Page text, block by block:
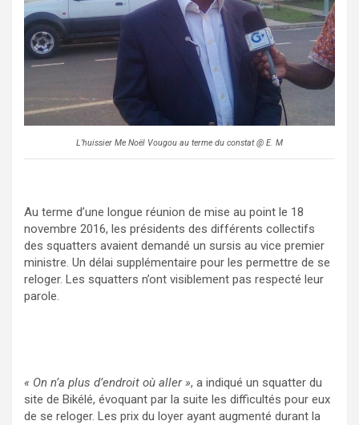
L’huissier Me Noël Vougou au terme du constat @ E. M
Au terme d’une longue réunion de mise au point le 18
novembre 2016, les présidents des différents collectifs
des squatters avaient demandé un sursis au vice premier
ministre. Un délai supplémentaire pour les permettre de se
reloger. Les squatters n’ont visiblement pas respecté leur
parole.
« On n’a plus d’endroit où aller », a indiqué un squatter du
site de Bikélé, évoquant par la suite les difficultés pour eux
de se reloger. Les prix du loyer ayant augmenté durant la